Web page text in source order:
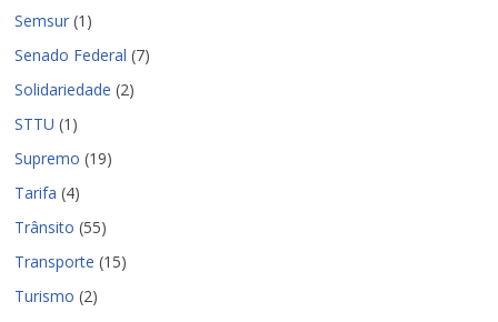
Semsur (1)
Senado Federal (7)
Solidariedade (2)
STTU (1)
Supremo (19)
Tarifa (4)
Trânsito (55)
Transporte (15)
Turismo (2)